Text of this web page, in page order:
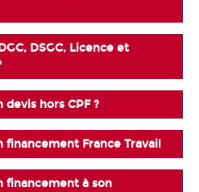
DSGC, Licence et
hors CPF ?
France Travail
financement à son